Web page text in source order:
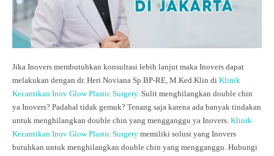
Jika Inovers membutuhkan konsultasi lebih lanjut maka Inovers dapat
melakukan dengan dr. Heri Noviana Sp.BP-RE, M.Ked.Klin di Klinik
Kecantikan Inov Glow Plastic Surgery. Sulit menghilangkan double chin
ya Inovers? Padahal tidak gemuk? Tenang saja karena ada banyak tindakan
untuk menghilangkan double chin yang mengganggu ya Inovers. Klinik
Kecantikan Inov Glow Plastic Surgery memiliki solusi yang Inovers
butuhkan untuk menghilangkan double chin yang mengganggu. Hubungi